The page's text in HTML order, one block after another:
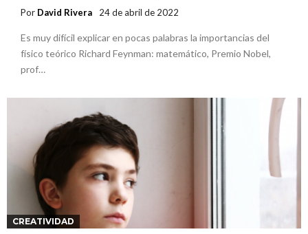
Por David Rivera 24 de abril de 2022
Es muy difícil explicar en pocas palabras la importancias del
físico teórico Richard Feynman: matemático, Premio Nobel,
prof…
CREATIVIDAD